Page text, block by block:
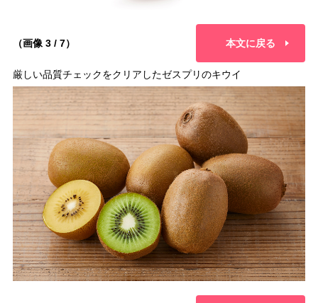
（画像 3 / 7） 本文に戻る
厳しい品質チェックをクリアしたゼスプリのキウイ